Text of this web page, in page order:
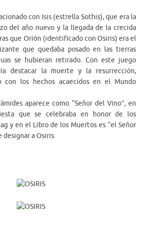
con Isis (estrella Sothis), que era la
del año nuevo y la llegada de la crecida
que Orión (identificado con Osiris) era el
que quedaba posado en las tierras
se hubieran retirado. Con este juego
destacar la muerte y la resurrección,
con los hechos acaecidos en el Mundo
aparece como “Señor del Vino”, en
que se celebraba en honor de los
y en el Libro de los Muertos es “el Señor
designar a Osiris.